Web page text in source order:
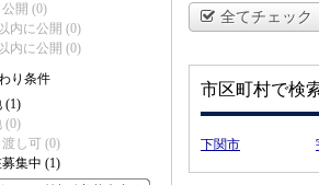
開 (0)
内に公開 (0)
内に公開 (0)
り条件
(1)
(0)
渡し可 (0)
集中 (1)
全てチェック
市区町村で検
下関市